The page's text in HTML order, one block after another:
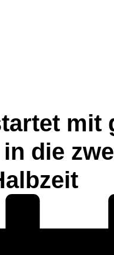
mit
die